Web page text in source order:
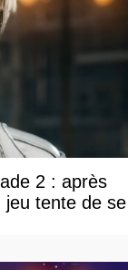
2 : après
jeu tente de se